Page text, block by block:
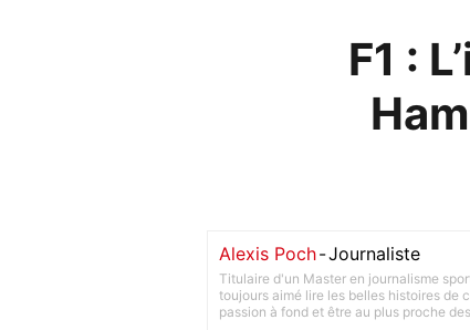
F1 :
Alexis Poch-Journaliste
Titulaire d'un Master en journalisme
toujours aimé lire les belles histoires de
passion à fond et être au plus proche